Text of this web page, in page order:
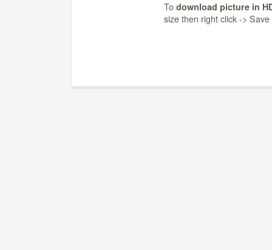
To download picture in
size then right click ->